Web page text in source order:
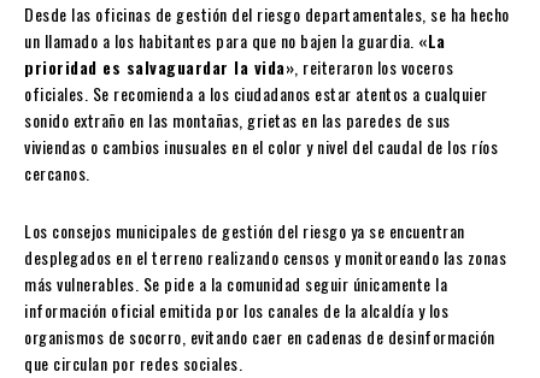
Desde las oficinas de gestión del riesgo departamentales, se ha hecho
un llamado a los habitantes para que no bajen la guardia. «La
prioridad es salvaguardar la vida», reiteraron los voceros
oficiales. Se recomienda a los ciudadanos estar atentos a cualquier
sonido extraño en las montañas, grietas en las paredes de sus
viviendas o cambios inusuales en el color y nivel del caudal de los ríos
cercanos.
Los consejos municipales de gestión del riesgo ya se encuentran
desplegados en el terreno realizando censos y monitoreando las zonas
más vulnerables. Se pide a la comunidad seguir únicamente la
información oficial emitida por los canales de la alcaldía y los
organismos de socorro, evitando caer en cadenas de desinformación
que circulan por redes sociales.